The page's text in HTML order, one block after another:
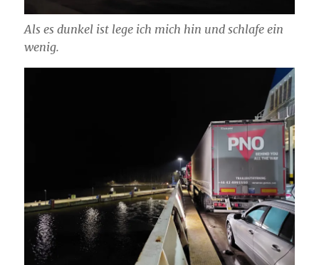
Als es dunkel ist lege ich mich hin und schlafe ein
wenig.